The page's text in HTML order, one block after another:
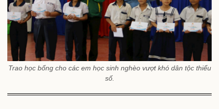
Trao học bổng cho các em học sinh nghèo vượt khó dân tộc thiểu
số.